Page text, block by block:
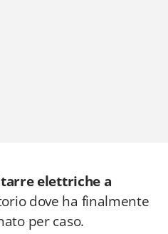
elettriche a
dove ha finalmente
per caso.